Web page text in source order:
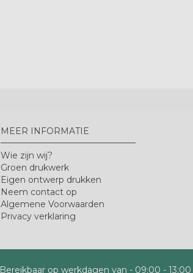
MEER INFORMATIE
Wie zijn wij?
Groen drukwerk
Eigen ontwerp drukken
Neem contact op
Algemene Voorwaarden
Privacy verklaring
Bereikbaar op werkdagen van - 09:00 - 13:00